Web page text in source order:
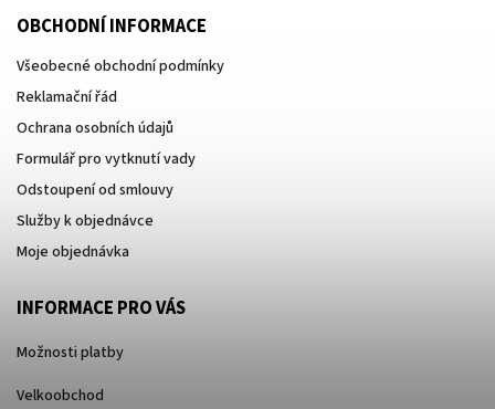
OBCHODNÍ INFORMACE
Všeobecné obchodní podmínky
Reklamační řád
Ochrana osobních údajů
Formulář pro vytknutí vady
Odstoupení od smlouvy
Služby k objednávce
Moje objednávka
INFORMACE PRO VÁS
Možnosti platby
Velkoobchod